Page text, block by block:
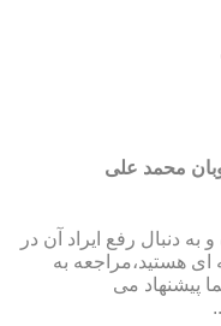
محمد علی
دنبال رفع ایراد آن در
هستید،مراجعه به
پیشنهاد می